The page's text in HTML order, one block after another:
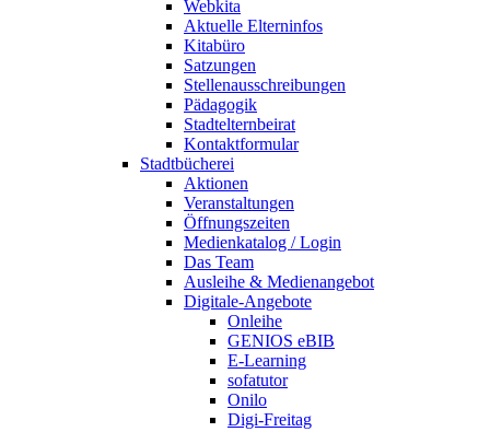
Webkita
Aktuelle Elterninfos
Kitabüro
Satzungen
Stellenausschreibungen
Pädagogik
Stadtelternbeirat
Kontaktformular
Stadtbücherei
Aktionen
Veranstaltungen
Öffnungszeiten
Medienkatalog / Login
Das Team
Ausleihe & Medienangebot
Digitale-Angebote
Onleihe
GENIOS eBIB
E-Learning
sofatutor
Onilo
Digi-Freitag